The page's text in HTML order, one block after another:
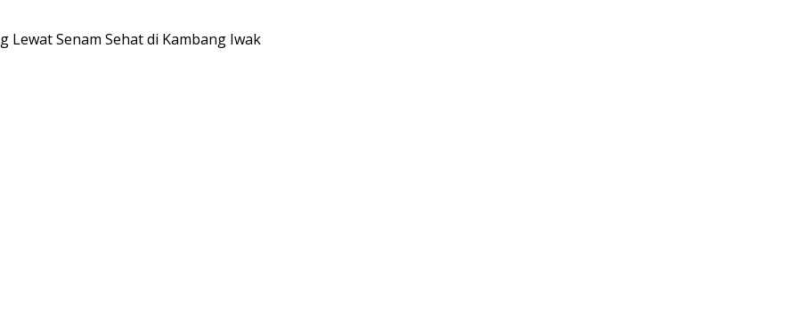
Lewat Senam Sehat di Kambang Iwak